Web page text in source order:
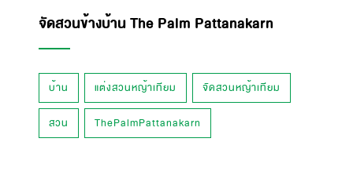
จัดสวนข้างบ้าน The Palm Pattanakarn
บ้าน แต่งสวนหญ้าเทียม จัดสวนหญ้าเทียม
สวน ThePalmPattanakarn